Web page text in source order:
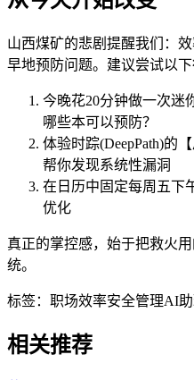
山西煤矿的悲剧提醒我们：
早地预防问题。建议尝试以下
今晚花20分钟做一次迷
哪些本可以预防？
体验时踪(DeepPath)的
帮你发现系统性漏洞
在日历中固定每周五下
优化
真正的掌控感，始于把救火
统。
标签： 职场效率安全管理AI
相关推荐